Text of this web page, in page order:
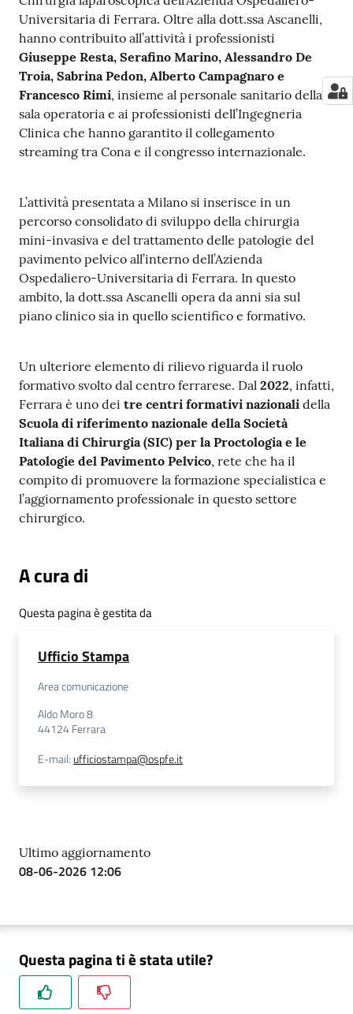
Universitaria di Ferrara. Oltre alla dott.ssa Ascanelli,
hanno contribuito all’attività i professionisti
Giuseppe Resta, Serafino Marino, Alessandro De
Troia, Sabrina Pedon, Alberto Campagnaro e
Francesco Rimi, insieme al personale sanitario della
sala operatoria e ai professionisti dell’Ingegneria
Clinica che hanno garantito il collegamento
streaming tra Cona e il congresso internazionale.
L’attività presentata a Milano si inserisce in un
percorso consolidato di sviluppo della chirurgia
mini-invasiva e del trattamento delle patologie del
pavimento pelvico all’interno dell’Azienda
Ospedaliero-Universitaria di Ferrara. In questo
ambito, la dott.ssa Ascanelli opera da anni sia sul
piano clinico sia in quello scientifico e formativo.
Un ulteriore elemento di rilievo riguarda il ruolo
formativo svolto dal centro ferrarese. Dal 2022, infatti,
Ferrara è uno dei tre centri formativi nazionali della
Scuola di riferimento nazionale della Società
Italiana di Chirurgia (SIC) per la Proctologia e le
Patologie del Pavimento Pelvico, rete che ha il
compito di promuovere la formazione specialistica e
l’aggiornamento professionale in questo settore
chirurgico.
A cura di
Questa pagina è gestita da
Ufficio Stampa
Area comunicazione
Aldo Moro 8
44124Ferrara
E-mail: ufficiostampa@ospfe.it
Ultimo aggiornamento
08-06-2026 12:06
Questa pagina ti è stata utile?